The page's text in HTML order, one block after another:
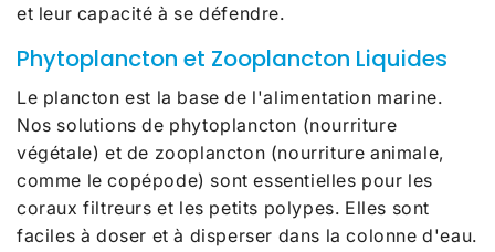
et leur capacité à se défendre.
Phytoplancton et Zooplancton Liquides
Le plancton est la base de l'alimentation marine.
Nos solutions de phytoplancton (nourriture
végétale) et de zooplancton (nourriture animale,
comme le copépode) sont essentielles pour les
coraux filtreurs et les petits polypes. Elles sont
faciles à doser et à disperser dans la colonne d'eau.